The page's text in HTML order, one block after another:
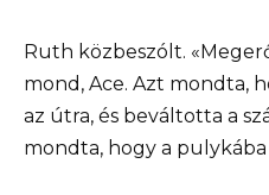
Ruth közbeszólt.
mond, Ace. Azt mondta,
az útra, és beváltotta a
mondta, hogy a